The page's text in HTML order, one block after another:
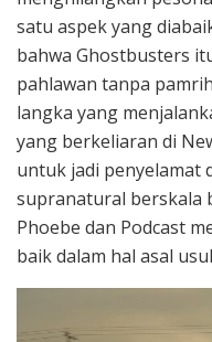
satu aspek yang
bahwa Ghostbusters
pahlawan tanpa
langka yang
yang berkeliaran di
untuk jadi penyelamat
supranatural berskala
Phoebe dan Podcast
baik dalam hal asal